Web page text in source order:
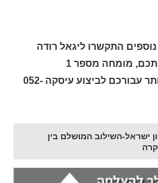
התקשרו ליגאל רודה
אוהב את העבודה לשירותכם, מומחה מספר 1
בסביון,הסיכוי הגבוה ביותר עבורכם לביצוע עיסקה 052-
ישראל-השילוב המושלם בין